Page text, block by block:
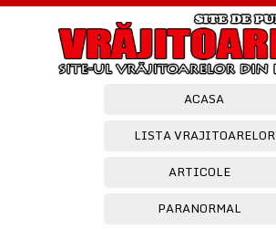
ACASA
LISTA VRAJITOARELOR
ARTICOLE
PARANORMAL